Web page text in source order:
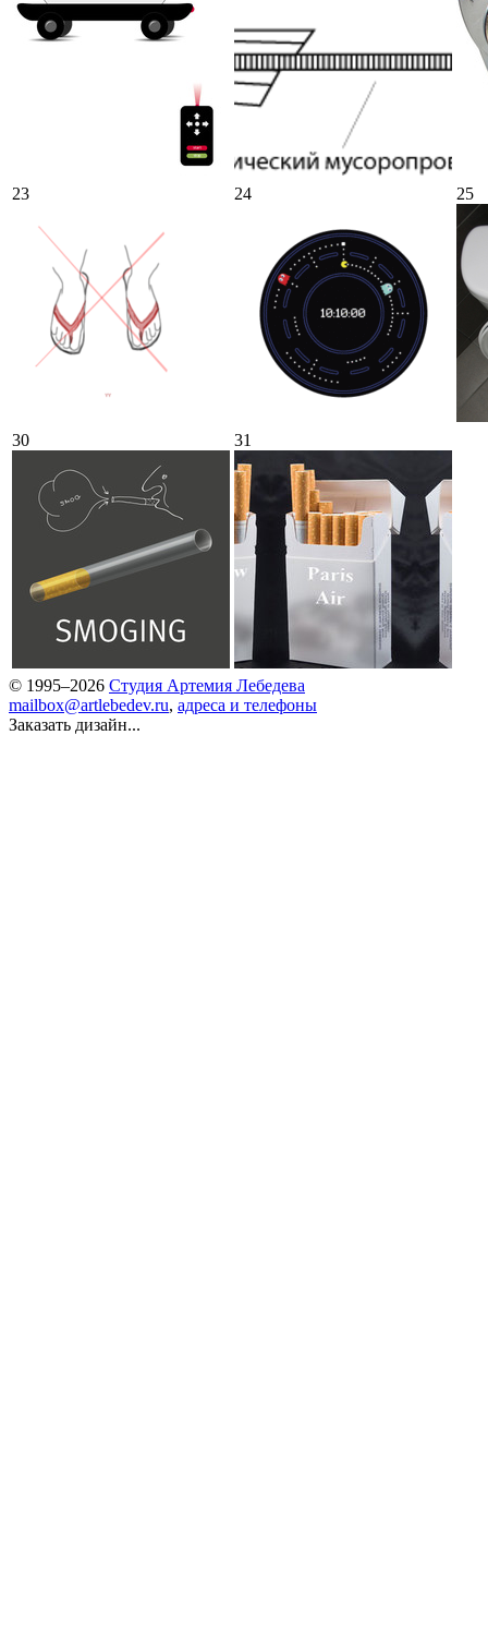
23 24 25
30 31
© 1995–2026 Студия Артемия Лебедева
mailbox@artlebedev.ru, адреса и телефоны
Заказать дизайн...